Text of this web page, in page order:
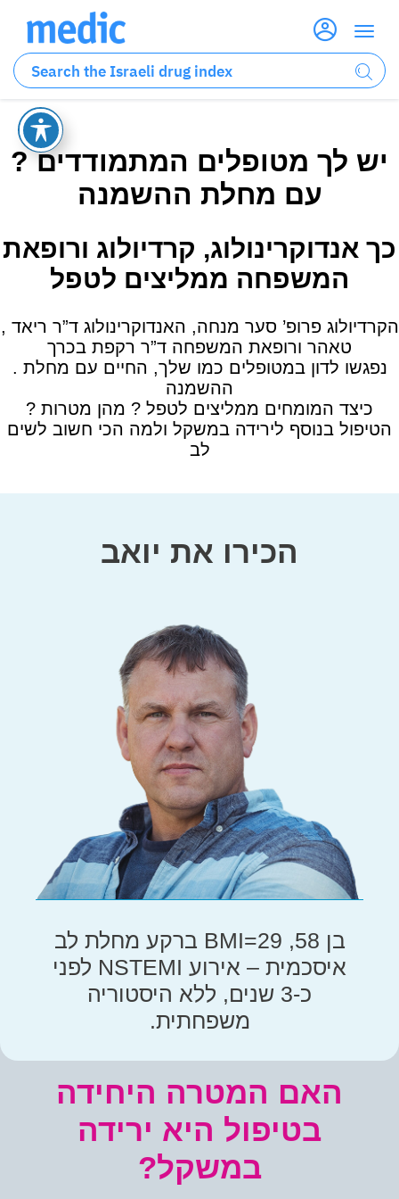
? יש לך מטופלים המתמודדים
עם מחלת ההשמנה
כך אנדוקרינולוג, קרדיולוג ורופאת
המשפחה ממליצים לטפל
, הקרדיולוג פרופ’ סער מנחה, האנדוקרינולוג ד”ר ריאד
טאהר ורופאת המשפחה ד”ר רקפת בכרך
. נפגשו לדון במטופלים כמו שלך, החיים עם מחלת
ההשמנה
? כיצד המומחים ממליצים לטפל ? מהן מטרות
הטיפול בנוסף לירידה במשקל ולמה הכי חשוב לשים
לב
הכירו את יואב
בן 58, BMI=29 ברקע מחלת לב
איסכמית – אירוע NSTEMI לפני
כ-3 שנים, ללא היסטוריה
משפחתית.
האם המטרה היחידה
בטיפול היא ירידה
במשקל?